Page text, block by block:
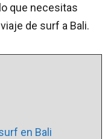
que necesitas
de surf a Bali.
en Bali